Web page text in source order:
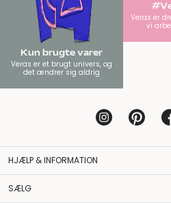
Kun brugte varer
Veras er et brugt univers, og
det ændrer sig aldrig
Veras er
vi
HJÆLP & INFORMATION
SÆLG